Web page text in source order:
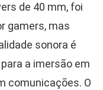
de 40 mm, foi
gamers, mas
sonora é
a imersão em
comunicações. O